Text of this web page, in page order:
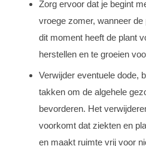
Zorg ervoor dat je begint
vroege zomer, wanneer
dit moment heeft de plant
herstellen en te groeien
Verwijder eventuele dode,
takken om de algehele
bevorderen. Het
voorkomt dat ziekten en
en maakt ruimte vrij voor